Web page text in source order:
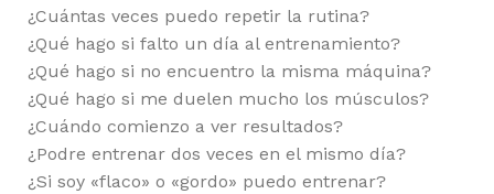
¿Cuántas veces puedo repetir la rutina?
¿Qué hago si falto un día al entrenamiento?
¿Qué hago si no encuentro la misma máquina?
¿Qué hago si me duelen mucho los músculos?
¿Cuándo comienzo a ver resultados?
¿Podre entrenar dos veces en el mismo día?
¿Si soy «flaco» o «gordo» puedo entrenar?